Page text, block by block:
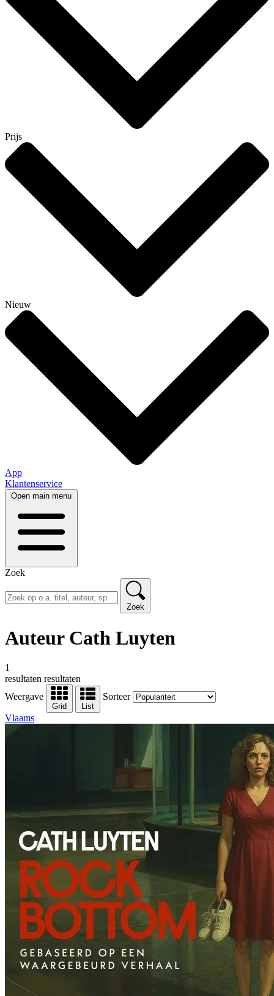
Prijs
Nieuw
App
Klantenservice
Open main menu
Zoek
Zoek
Auteur Cath Luyten
1
resultaten resultaten
Weergave
Grid List
Sorteer
Vlaams